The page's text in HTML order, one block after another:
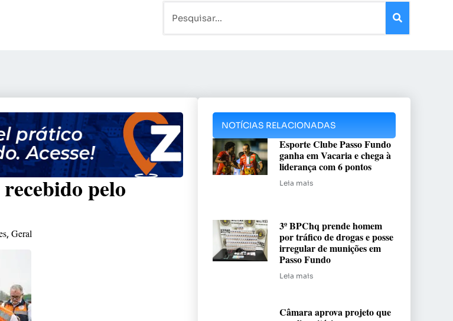
pelo
, Geral
NOTÍCIAS RELACIONADAS
Esporte Clube Passo Fundo
ganha em Vacaria e chega à
liderança com 6 pontos
Leia mais
3º BPChq prende homem
por tráfico de drogas e posse
irregular de munições em
Passo Fundo
Leia mais
Câmara aprova projeto que